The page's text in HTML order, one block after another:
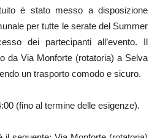
è stato messo a disposizione
per tutte le serate del Summer
dei partecipanti all’evento. Il
da Via Monforte (rotatoria) a Selva
un trasporto comodo e sicuro.
(fino al termine delle esigenze).